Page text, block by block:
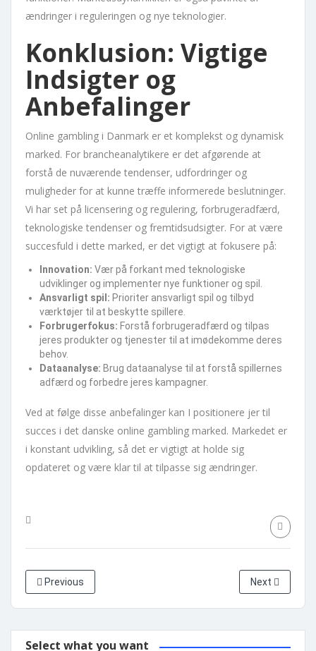
ændringer i reguleringen og nye teknologier.
Konklusion: Vigtige
Indsigter og
Anbefalinger
Online gambling i Danmark er et komplekst og dynamisk
marked. For brancheanalytikere er det afgørende at
forstå de nuværende tendenser, udfordringer og
muligheder for at kunne træffe informerede beslutninger.
Vi har set på licensering og regulering, forbrugeradfærd,
teknologiske tendenser og fremtidsudsigter. For at være
succesfuld i dette marked, er det vigtigt at fokusere på:
Innovation: Vær på forkant med teknologiske
udviklinger og implementer nye funktioner og spil.
Ansvarligt spil: Prioriter ansvarligt spil og tilbyd
værktøjer til at beskytte spillere.
Forbrugerfokus: Forstå forbrugeradfærd og tilpas
jeres produkter og tjenester til at imødekomme deres
behov.
Dataanalyse: Brug dataanalyse til at forstå spillernes
adfærd og forbedre jeres kampagner.
Ved at følge disse anbefalinger kan I positionere jer til
succes i det danske online gambling marked. Markedet er
i konstant udvikling, så det er vigtigt at holde sig
opdateret og være klar til at tilpasse sig ændringer.
Previous Next
Select what you want